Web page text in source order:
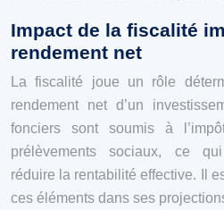
Impact de la fiscalité
rendement net
La fiscalité joue un rôle
rendement net d’un
fonciers sont soumis à
prélèvements sociaux, ce
réduire la rentabilité effective. Il
ces éléments dans ses